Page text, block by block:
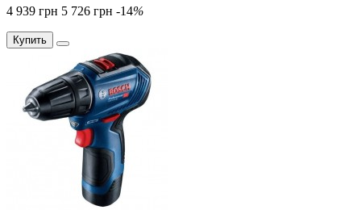
4 939 грн 5 726 грн -14%
Купить